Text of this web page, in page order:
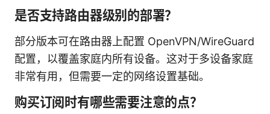
是否支持路由器级别的部署？
部分版本可在路由器上配置 OpenVPN/WireGuard
配置，以覆盖家庭内所有设备。这对于多设备家庭
非常有用，但需要一定的网络设置基础。
购买订阅时有哪些需要注意的点？